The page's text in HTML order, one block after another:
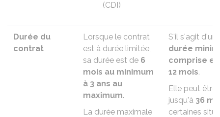
(CDI)
Durée du
contrat
Lorsque le contrat
est à durée limitée,
sa durée est de 6
mois au minimum
à 3 ans au
maximum.
La durée maximale
S'il s'agit d'un
durée
comprise
12 mois.
Elle peut être
jusqu'à 36
certaines